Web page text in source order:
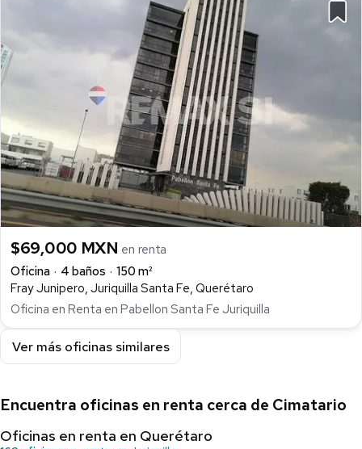
$69,000 MXN en renta
Oficina
4 baños
150 m²
Fray Junipero, Juriquilla Santa Fe, Querétaro
Oficina en Renta en Pabellon Santa Fe Juriquilla
Ver más oficinas similares
Encuentra oficinas en renta cerca de Cimatario
Oficinas en renta en Querétaro